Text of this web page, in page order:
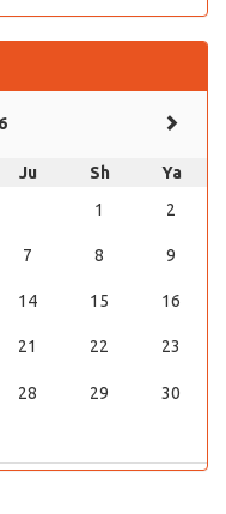
Ju Sh
Ya
1
2
7 8 9
14 15 16
21 22 23
28 29 30